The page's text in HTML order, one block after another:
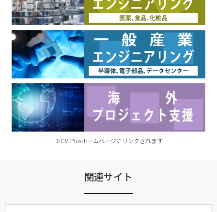
※CM Plusホームページにリンクされます
関連サイト